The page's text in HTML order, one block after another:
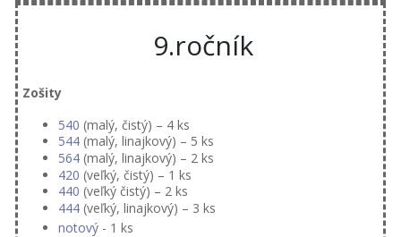
9.ročník
Zošity
540 (malý, čistý) – 4 ks
544 (malý, linajkový) – 5 ks
564 (malý, linajkový) – 2 ks
420 (veľký, čistý) – 1 ks
440 (veľký čistý) – 2 ks
444 (veľký, linajkový) – 3 ks
notový - 1 ks